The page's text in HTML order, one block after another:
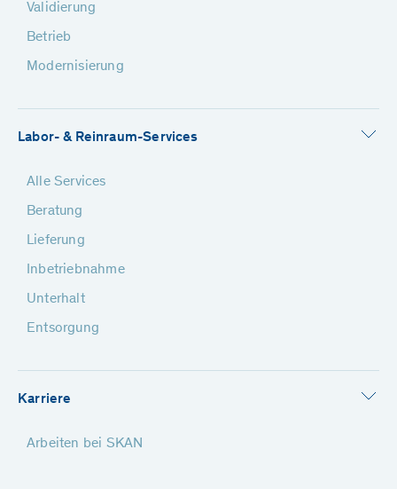
Validierung
Betrieb
Modernisierung
Labor- & Reinraum-Services
Alle Services
Beratung
Lieferung
Inbetriebnahme
Unterhalt
Entsorgung
Karriere
Arbeiten bei SKAN